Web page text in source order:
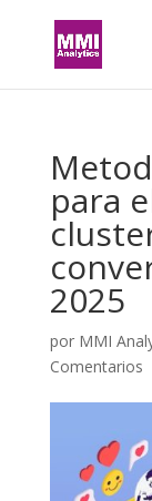
para
2025
por MMI
Comentarios